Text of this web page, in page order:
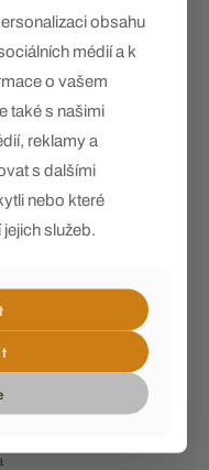
Stará Role
obsahu
médií a k
o vašem
také s našimi
reklamy a
s dalšími
nebo které
služeb.